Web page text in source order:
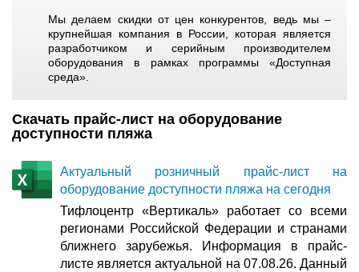
Мы делаем скидки от цен конкурентов, ведь мы –
крупнейшая компания в России, которая является
разработчиком и серийным производителем
оборудования в рамках программы «Доступная
среда».
Скачать прайс-лист на оборудование
доступности пляжа
Актуальный розничный прайс-лист на
оборудование доступности пляжа на сегодня
Тифлоцентр «Вертикаль» работает со всеми
регионами Российской Федерации и странами
ближнего зарубежья. Информация в прайс-
листе является актуальной на 07.08.26. Данный